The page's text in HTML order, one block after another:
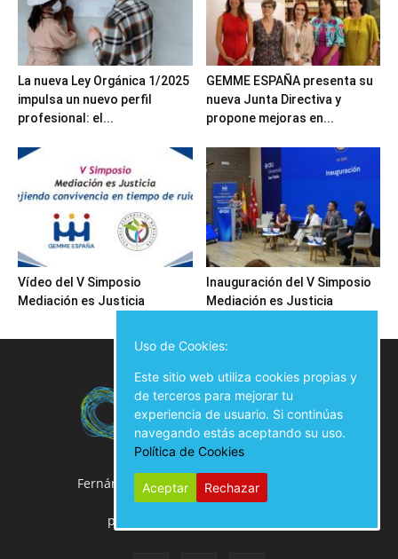
La nueva Ley Orgánica 1/2025
impulsa un nuevo perfil
profesional: el...
GEMME ESPAÑA presenta su
nueva Junta Directiva y
propone mejoras en...
Vídeo del V Simposio
Mediación es Justicia
Inauguración del V Simposio
Mediación es Justicia
Fernán González, 50 Local, 28009 Madrid
914 02 00 61
prensa@diariodemediacion.es
Uso de Cookies:
Este sitio web utiliza cookies propias y
de terceros para mejorar tu
experiencia de usuario. Si continúas
navegando estás aceptando su uso.
Política de Cookies
Aceptar Rechazar